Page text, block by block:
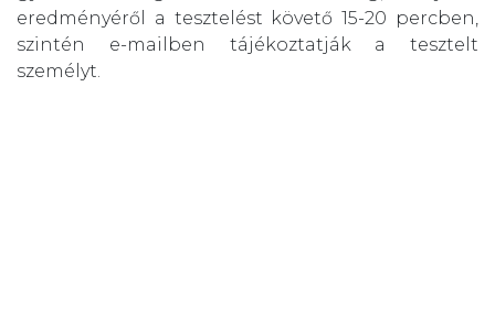
eredményéről a tesztelést követő 15-20 percben,
szintén e-mailben tájékoztatják a tesztelt
személyt.